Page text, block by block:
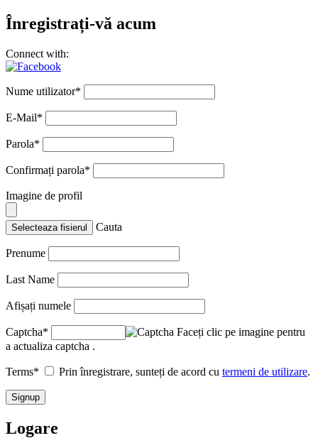
Înregistrați-vă acum
Connect with:
Nume utilizator*
E-Mail*
Parola*
Confirmați parola*
Imagine de profil
Selecteaza fisierul Cauta
Prenume
Last Name
Afișați numele
Captcha*
Faceți clic pe imagine pentru
a actualiza captcha .
Terms* Prin înregistrare, sunteți de acord cu termeni de utilizare.
Logare